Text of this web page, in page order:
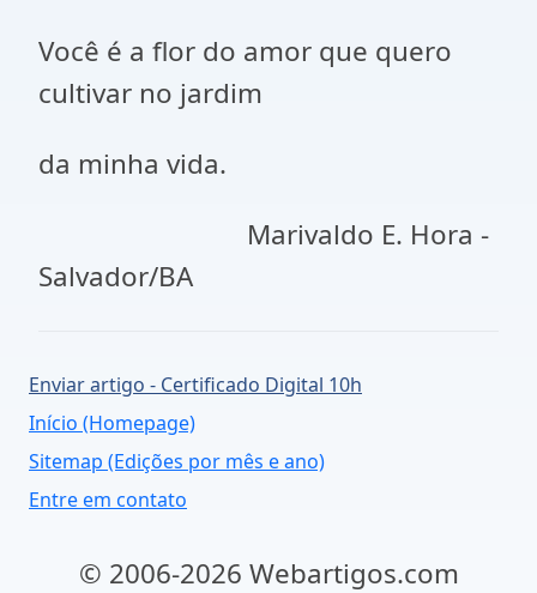
Você é a flor do amor que quero
cultivar no jardim
da minha vida.
Marivaldo E. Hora -
Salvador/BA
Enviar artigo - Certificado Digital 10h
Início (Homepage)
Sitemap (Edições por mês e ano)
Entre em contato
© 2006-2026 Webartigos.com